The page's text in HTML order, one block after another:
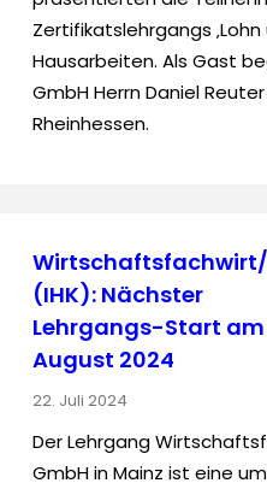
Zertifikatslehrgangs ‚Lohn
Hausarbeiten. Als Gast
GmbH Herrn Daniel
Rheinhessen.
(IHK): Nächster
Lehrgangs-Start am
August 2024
22. Juli 2024
Der Lehrgang
GmbH in Mainz ist eine